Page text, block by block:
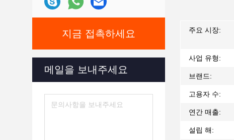
지금 접촉하세요
메일을 보내주세요
주요 시장:
사업 유형:
브랜드:
고용자 수:
연간 매출:
설립 해: